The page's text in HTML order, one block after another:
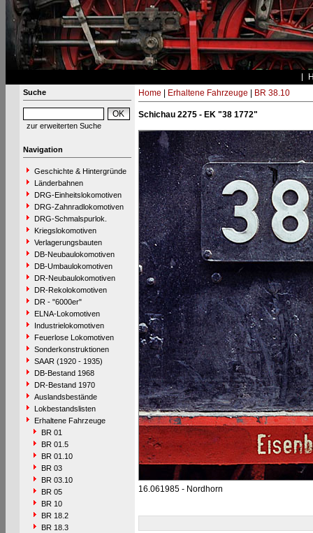
Suche
zur erweiterten Suche
Navigation
Geschichte & Hintergründe
Länderbahnen
DRG-Einheitslokomotiven
DRG-Zahnradlokomotiven
DRG-Schmalspurlok.
Kriegslokomotiven
Verlagerungsbauten
DB-Neubaulokomotiven
DB-Umbaulokomotiven
DR-Neubaulokomotiven
DR-Rekolokomotiven
DR - "6000er"
ELNA-Lokomotiven
Industrielokomotiven
Feuerlose Lokomotiven
Sonderkonstruktionen
SAAR (1920 - 1935)
DB-Bestand 1968
DR-Bestand 1970
Auslandsbestände
Lokbestandslisten
Erhaltene Fahrzeuge
BR 01
BR 01.5
BR 01.10
BR 03
BR 03.10
BR 05
BR 10
BR 18.2
BR 18.3
Home Erhaltene Fahrzeuge BR 38.10
Schichau 2275 - EK "38 1772"
16.061985 - Nordhorn